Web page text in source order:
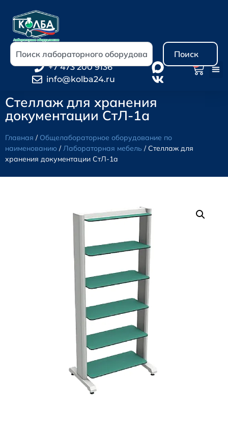
Поиск
+7 473 200 9136
info@kolba24.ru
Стеллаж для хранения
документации СтЛ-1а
Главная / Общелабораторное оборудование по
наименованию /Лабораторная мебель / Стеллаж для
хранения документации СтЛ-1а